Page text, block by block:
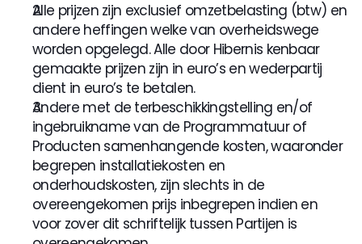
Alle prijzen zijn exclusief omzetbelasting (btw) en
andere heffingen welke van overheidswege
worden opgelegd. Alle door Hibernis kenbaar
gemaakte prijzen zijn in euro’s en wederpartij
dient in euro’s te betalen.
Andere met de terbeschikkingstelling en/of
ingebruikname van de Programmatuur of
Producten samenhangende kosten, waaronder
begrepen installatiekosten en
onderhoudskosten, zijn slechts in de
overeengekomen prijs inbegrepen indien en
voor zover dit schriftelijk tussen Partijen is